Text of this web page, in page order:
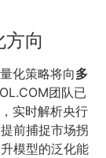
向
化策略将向多
团队已
实时解析央行
前捕捉市场拐
模型的泛化能